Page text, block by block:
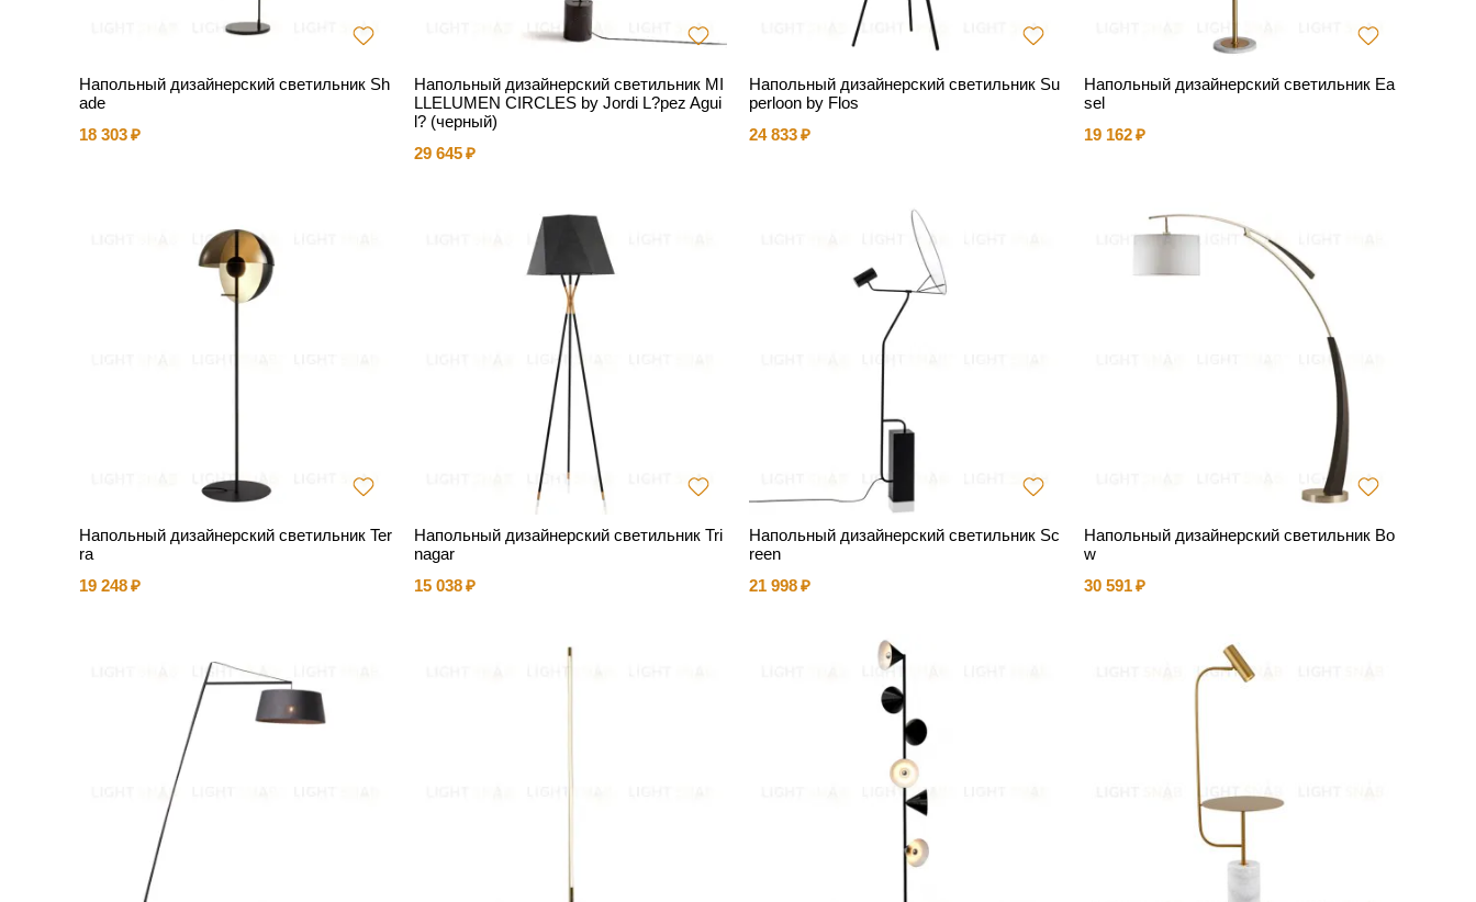
Напольный дизайнерский светильник Sh
ade
18 303
Напольный дизайнерский светильник MI
LLELUMEN CIRCLES by Jordi L?pez Agui
l? (черный)
29 645
Напольный дизайнерский светильник Su
perloon by Flos
24 833
Напольный дизайнерский светильник Ea
sel
19 162
Напольный дизайнерский светильник Ter
ra
19 248
Напольный дизайнерский светильник Tri
nagar
15 038
Напольный дизайнерский светильник Sc
reen
21 998
Напольный дизайнерский светильник Bo
w
30 591